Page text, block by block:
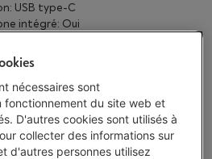
USB type-C
intégré: Oui
J'achète
nécessaires sont
fonctionnement du site web et
D'autres cookies sont utilisés à
collecter des informations sur
d'autres personnes utilisez